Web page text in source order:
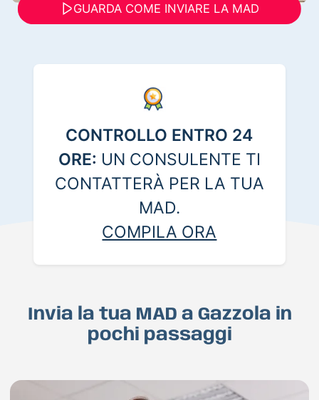
GUARDA COME INVIARE LA MAD
CONTROLLO ENTRO 24
ORE: UN CONSULENTE TI
CONTATTERÀ PER LA TUA
MAD.
COMPILA ORA
Invia la tua MAD a Gazzola in
pochi passaggi